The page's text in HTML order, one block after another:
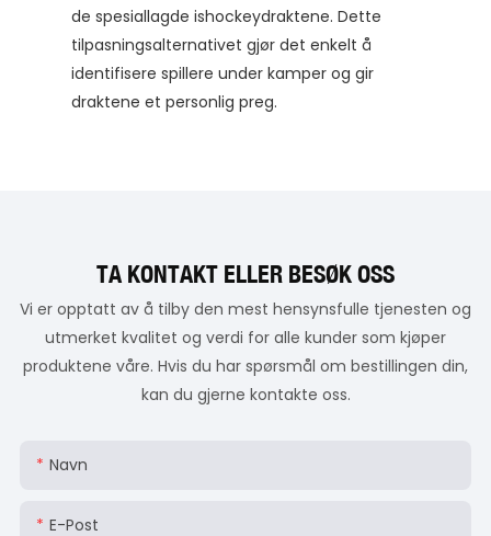
de spesiallagde ishockeydraktene. Dette
tilpasningsalternativet gjør det enkelt å
identifisere spillere under kamper og gir
draktene et personlig preg.
TA KONTAKT ELLER BESØK OSS
Vi er opptatt av å tilby den mest hensynsfulle tjenesten og
utmerket kvalitet og verdi for alle kunder som kjøper
produktene våre. Hvis du har spørsmål om bestillingen din,
kan du gjerne kontakte oss.
Navn
E-Post